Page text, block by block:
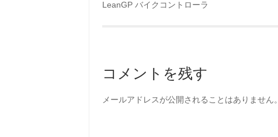
LeanGP バイクコントローラ
コメントを残す
メールアドレスが公開されることはありません。